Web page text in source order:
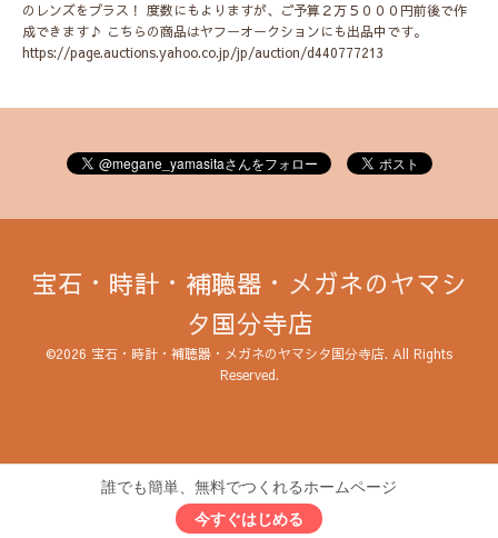
のレンズをプラス！ 度数にもよりますが、ご予算２万５０００円前後で作
成できます♪ こちらの商品はヤフーオークションにも出品中です。
https://page.auctions.yahoo.co.jp/jp/auction/d440777213
宝石・時計・補聴器・メガネのヤマシ
タ国分寺店
©2026 宝石・時計・補聴器・メガネのヤマシタ国分寺店. All Rights
Reserved.
誰でも簡単、無料でつくれるホームページ
今すぐはじめる